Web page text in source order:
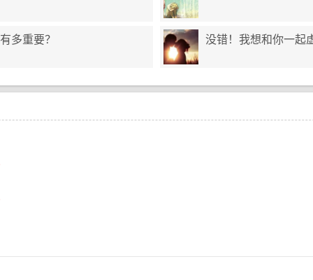
多重要？ 没错！我想和你一起